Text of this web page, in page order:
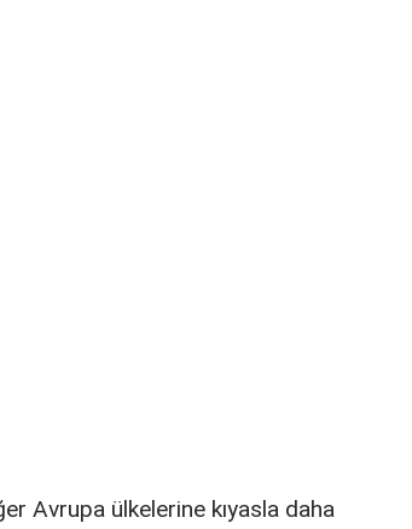
Avrupa ülkelerine kıyasla daha